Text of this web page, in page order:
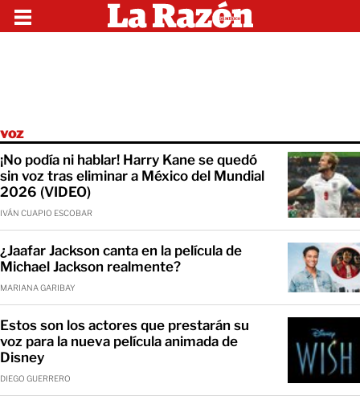
voz
¡No podía ni hablar! Harry Kane se quedó
sin voz tras eliminar a México del Mundial
2026 (VIDEO)
IVÁN CUAPIO ESCOBAR
¿Jaafar Jackson canta en la película de
Michael Jackson realmente?
MARIANA GARIBAY
Estos son los actores que prestarán su
voz para la nueva película animada de
Disney
DIEGO GUERRERO